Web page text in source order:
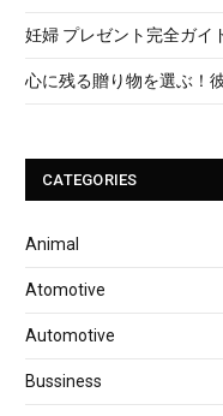
妊婦 プレゼント完全ガイ
心に残る贈り物を選ぶ！
CATEGORIES
Animal
Atomotive
Automotive
Bussiness